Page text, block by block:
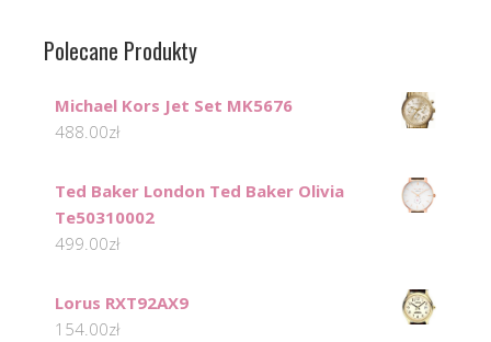
Polecane Produkty
Michael Kors Jet Set MK5676
488.00zł
Ted Baker London Ted Baker Olivia
Te50310002
499.00zł
Lorus RXT92AX9
154.00zł